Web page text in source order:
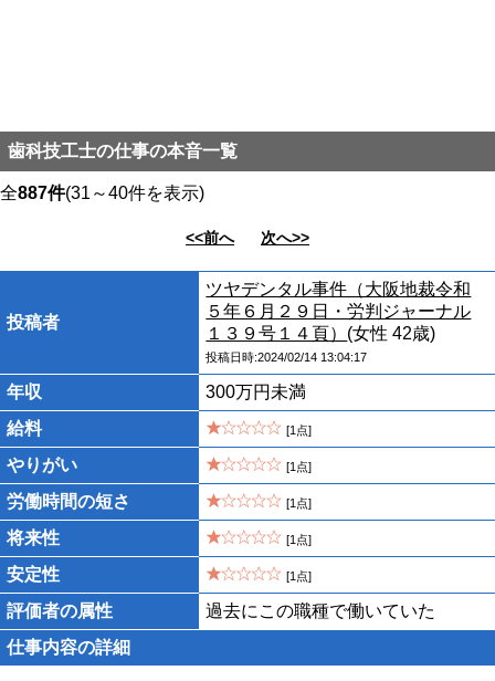
歯科技工士の仕事の本音一覧
全887件(31～40件を表示)
<<前へ 次へ>>
投稿者
ツヤデンタル事件（大阪地裁令和
５年６月２９日・労判ジャーナル
１３９号１４頁） (女性 42歳)
投稿日時:2024/02/14 13:04:17
年収
300万円未満
給料
[1点]
やりがい [1点]
労働時間の短さ [1点]
将来性 [1点]
安定性 [1点]
評価者の属性
過去にこの職種で働いていた
仕事内容の詳細